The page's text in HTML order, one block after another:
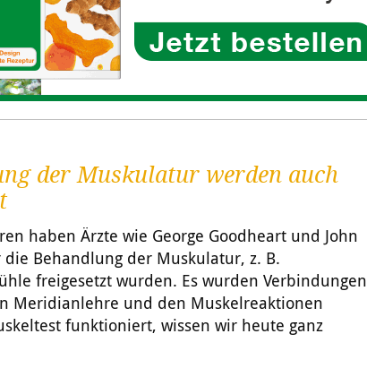
der Muskulatur werden auch
haben Ärzte wie George Goodheart und John
Behandlung der Muskulatur, z. B.
freigesetzt wurden. Es wurden Verbindungen
Meridianlehre und den Muskelreaktionen
funktioniert, wissen wir heute ganz